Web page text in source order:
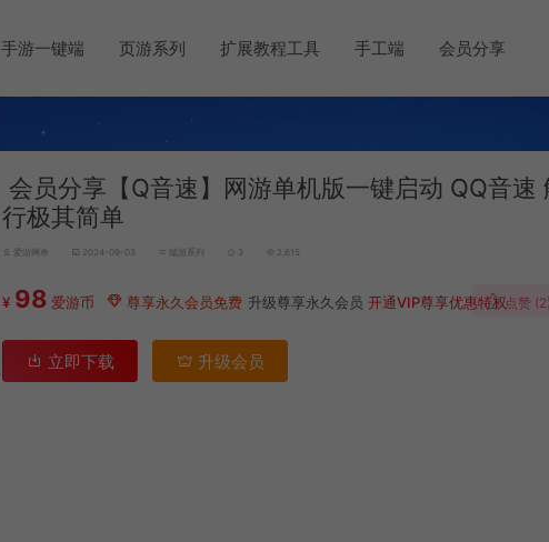
手游一键端 页游系列 扩展教程工具 手工端 会员分享
会员分享【Q音速】网游单机版一键启动 QQ音速
行极其简单
爱游网单 2024-09-03 端游系列 3 2,615
¥ 98 爱游币 尊享永久会员免费 升级尊享永久会员 开通VIP尊享优惠特权点赞 (2)
立即下载 升级会员